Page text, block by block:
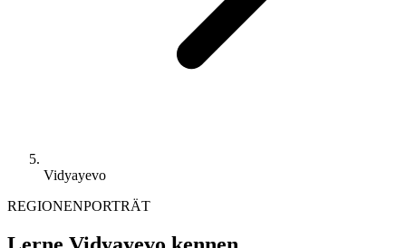
Vidyayevo
REGIONENPORTRÄT